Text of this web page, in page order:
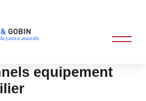
equipement